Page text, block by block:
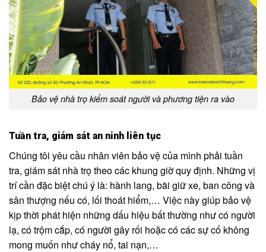
Bảo vệ nhà trọ kiểm soát người và phương tiện ra vào
Tuần tra, giám sát an ninh liên tục
Chúng tôi yêu cầu nhân viên bảo vệ của mình phải tuần
tra, giám sát nhà trọ theo các khung giờ quy định. Những vị
trí cần đặc biệt chú ý là: hành lang, bãi giữ xe, ban công và
sân thượng nếu có, lối thoát hiểm,… Việc này giúp bảo vệ
kịp thời phát hiện những dấu hiệu bất thường như có người
lạ, có trộm cắp, có người gây rối hoặc có các sự cố không
mong muốn như cháy nổ, tai nạn,…